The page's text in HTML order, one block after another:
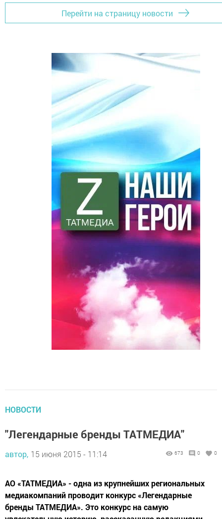
Перейти на страницу новости
НОВОСТИ
"Легендарные бренды ТАТМЕДИА"
автор, 15 июня 2015 - 11:14 673 0 0
АО «ТАТМЕДИА» - одна из крупнейших региональных
медиакомпаний проводит конкурс «Легендарные
бренды ТАТМЕДИА». Это конкурс на самую